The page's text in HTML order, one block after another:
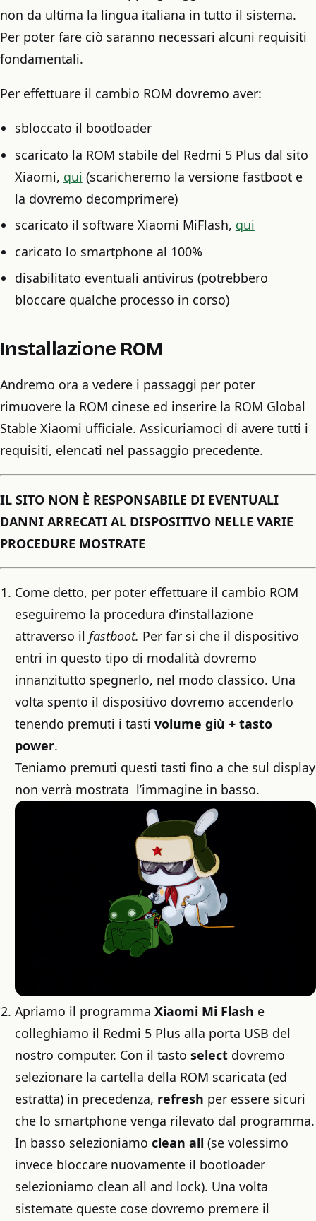
non da ultima la lingua italiana in tutto il sistema.
Per poter fare ciò saranno necessari alcuni requisiti
fondamentali.
Per effettuare il cambio ROM dovremo aver:
sbloccato il bootloader
scaricato la ROM stabile del Redmi 5 Plus dal sito
Xiaomi, qui (scaricheremo la versione fastboot e
la dovremo decomprimere)
scaricato il software Xiaomi MiFlash, qui
caricato lo smartphone al 100%
disabilitato eventuali antivirus (potrebbero
bloccare qualche processo in corso)
Installazione ROM
Andremo ora a vedere i passaggi per poter
rimuovere la ROM cinese ed inserire la ROM Global
Stable Xiaomi ufficiale. Assicuriamoci di avere tutti i
requisiti, elencati nel passaggio precedente.
IL SITO NON È RESPONSABILE DI EVENTUALI
DANNI ARRECATI AL DISPOSITIVO NELLE VARIE
PROCEDURE MOSTRATE
Come detto, per poter effettuare il cambio ROM
eseguiremo la procedura d’installazione
attraverso il fastboot. Per far si che il dispositivo
entri in questo tipo di modalità dovremo
innanzitutto spegnerlo, nel modo classico. Una
volta spento il dispositivo dovremo accenderlo
tenendo premuti i tasti volume giù + tasto
power.
Teniamo premuti questi tasti fino a che sul display
non verrà mostrata l’immagine in basso.
Apriamo il programma Xiaomi Mi Flash e
colleghiamo il Redmi 5 Plus alla porta USB del
nostro computer. Con il tasto selectdovremo
selezionare la cartella della ROM scaricata (ed
estratta) in precedenza, refresh per essere sicuri
che lo smartphone venga rilevato dal programma.
In basso selezioniamo clean all (se volessimo
invece bloccare nuovamente il bootloader
selezioniamo clean all and lock). Una volta
sistemate queste cose dovremo premere il